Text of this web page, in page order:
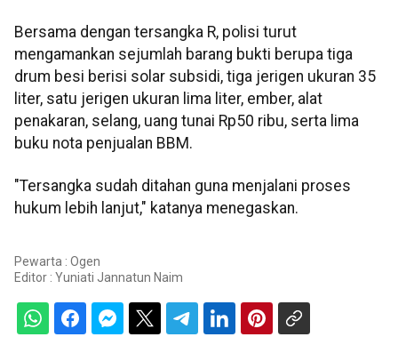
Bersama dengan tersangka R, polisi turut
mengamankan sejumlah barang bukti berupa tiga
drum besi berisi solar subsidi, tiga jerigen ukuran 35
liter, satu jerigen ukuran lima liter, ember, alat
penakaran, selang, uang tunai Rp50 ribu, serta lima
buku nota penjualan BBM.
"Tersangka sudah ditahan guna menjalani proses
hukum lebih lanjut," katanya menegaskan.
Pewarta : Ogen
Editor : Yuniati Jannatun Naim